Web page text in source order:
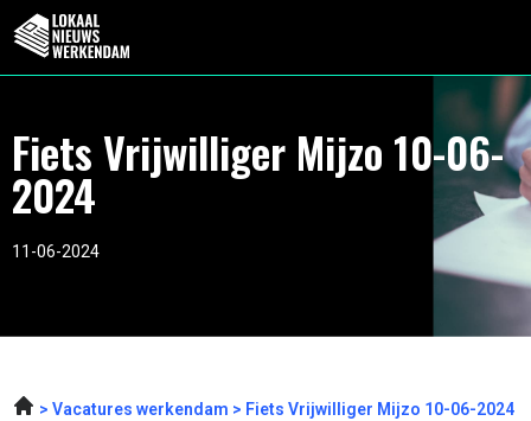
Fiets Vrijwilliger Mijzo 10-06-
2024
11-06-2024
Vacatures werkendam Fiets Vrijwilliger Mijzo 10-06-2024